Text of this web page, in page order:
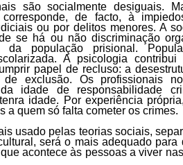
são socialmente desiguais.
de facto, à
ou por delitos menores. A
se há ou não discriminação
da população prisional.
A psicologia
papel de recluso: a
exclusão. Os profissionais
idade de responsabilidade
idade. Por experiência
a quem só falta cometer os crimes.
usado pelas teorias sociais,
será o mais adequado para
acontece às pessoas a viver